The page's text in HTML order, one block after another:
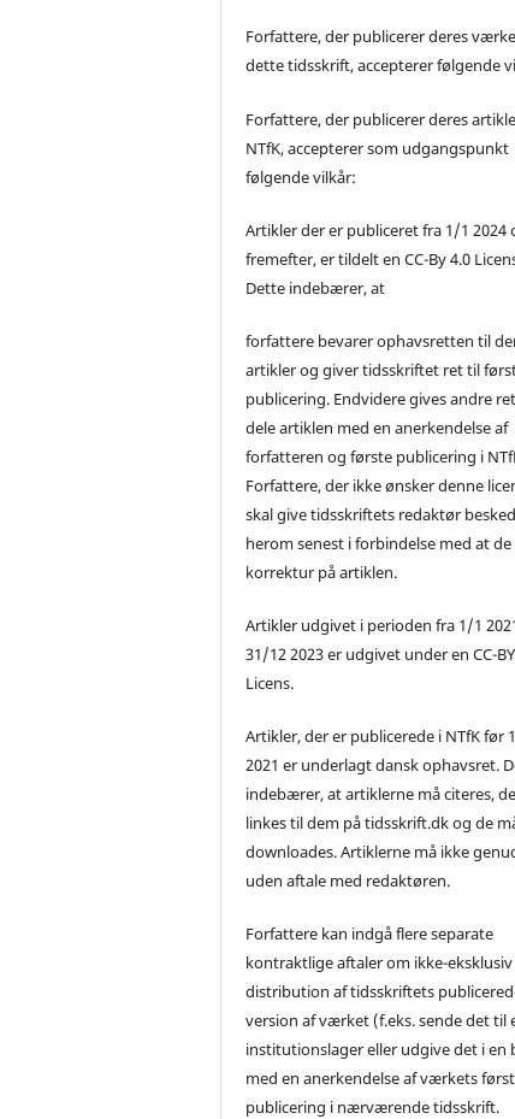
Forfattere, der publicerer deres
dette tidsskrift, accepterer følgende
Forfattere, der publicerer deres
NTfK, accepterer som udgangspunkt
følgende vilkår:
Artikler der er publiceret fra 1/1 2024
fremefter, er tildelt en CC-By 4.0
Dette indebærer, at
forfattere bevarer ophavsretten til
artikler og giver tidsskriftet ret til
publicering. Endvidere gives andre
dele artiklen med en anerkendelse af
forfatteren og første publicering i
Forfattere, der ikke ønsker denne
skal give tidsskriftets redaktør besked
herom senest i forbindelse med at
korrektur på artiklen.
Artikler udgivet i perioden fra 1/1
31/12 2023 er udgivet under en CC-
Licens.
Artikler, der er publicerede i NTfK før
2021 er underlagt dansk ophavsret.
indebærer, at artiklerne må citeres,
linkes til dem på tidsskrift.dk og de
downloades. Artiklerne må ikke
uden aftale med redaktøren.
Forfattere kan indgå flere separate
kontraktlige aftaler om ikke-eksklusiv
distribution af tidsskriftets
version af værket (f.eks. sende det til
institutionslager eller udgive det i en
med en anerkendelse af værkets
publicering i nærværende tidsskrift.